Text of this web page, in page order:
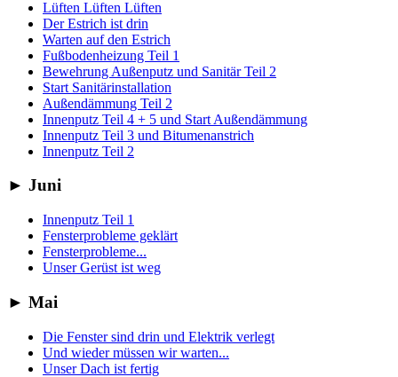
Lüften Lüften Lüften
Der Estrich ist drin
Warten auf den Estrich
Fußbodenheizung Teil 1
Bewehrung Außenputz und Sanitär Teil 2
Start Sanitärinstallation
Außendämmung Teil 2
Innenputz Teil 4 + 5 und Start Außendämmung
Innenputz Teil 3 und Bitumenanstrich
Innenputz Teil 2
► Juni
Innenputz Teil 1
Fensterprobleme geklärt
Fensterprobleme...
Unser Gerüst ist weg
► Mai
Die Fenster sind drin und Elektrik verlegt
Und wieder müssen wir warten...
Unser Dach ist fertig